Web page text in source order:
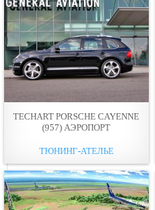
TECHART PORSCHE CAYENNE
(957) АЭРОПОРТ
ТЮНИНГ-АТЕЛЬЕ